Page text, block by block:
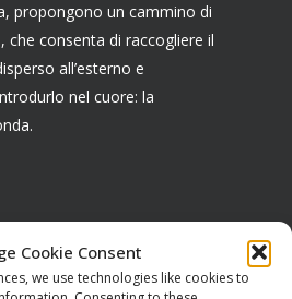
Cookie Consent
we use technologies like cookies to
propongono un cammino di
che consenta di raccogliere il
all’esterno e
nel cuore: la